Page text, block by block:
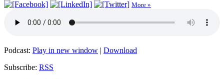
More »
Podcast: Play in new window | Download
Subscribe: RSS